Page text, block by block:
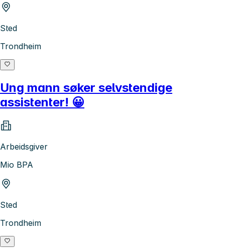
Sted
Trondheim
Ung mann søker selvstendige
assistenter! 😀
Arbeidsgiver
Mio BPA
Sted
Trondheim